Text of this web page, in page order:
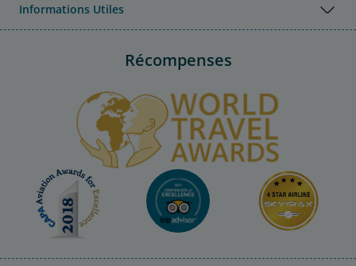
Informations Utiles
Récompenses